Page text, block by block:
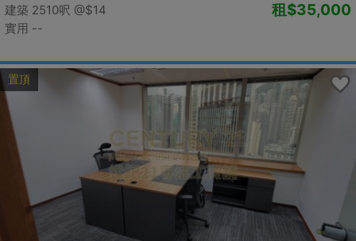
建築 2510呎 @$14
實用 --
租$35,000
置頂